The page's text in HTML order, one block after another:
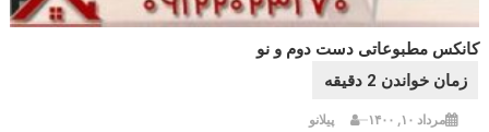
کانکس مطبوعاتی دست دوم و نو
مرداد ۱۰, ۱۴۰۰ پیلانو